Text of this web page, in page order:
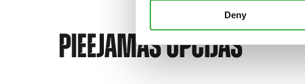
Deny
PIEEJAMĀS OPCIJAS